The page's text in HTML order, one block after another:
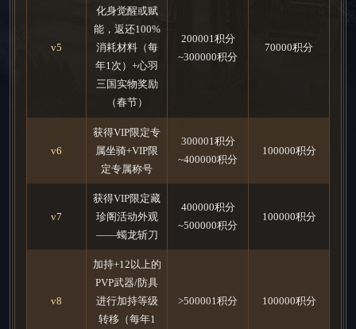
v5
化身觉醒或赋
能，返还100%
消耗材料（每
年1次）+心羽
三国实物奖励
（春节）
200001积分
~300000积分
70000积分
v6
获得VIP限定专
属坐骑+VIP限
定专属称号
300001积分
~400000积分
100000积分
v7
获得VIP限定藏
珍阁活动外观
——蠋龙斩刀
400000积分
~500000积分
100000积分
v8
加持+12以上的
PVP武器/防具
进行加持等级
转移（每年1
>500001积分 100000积分